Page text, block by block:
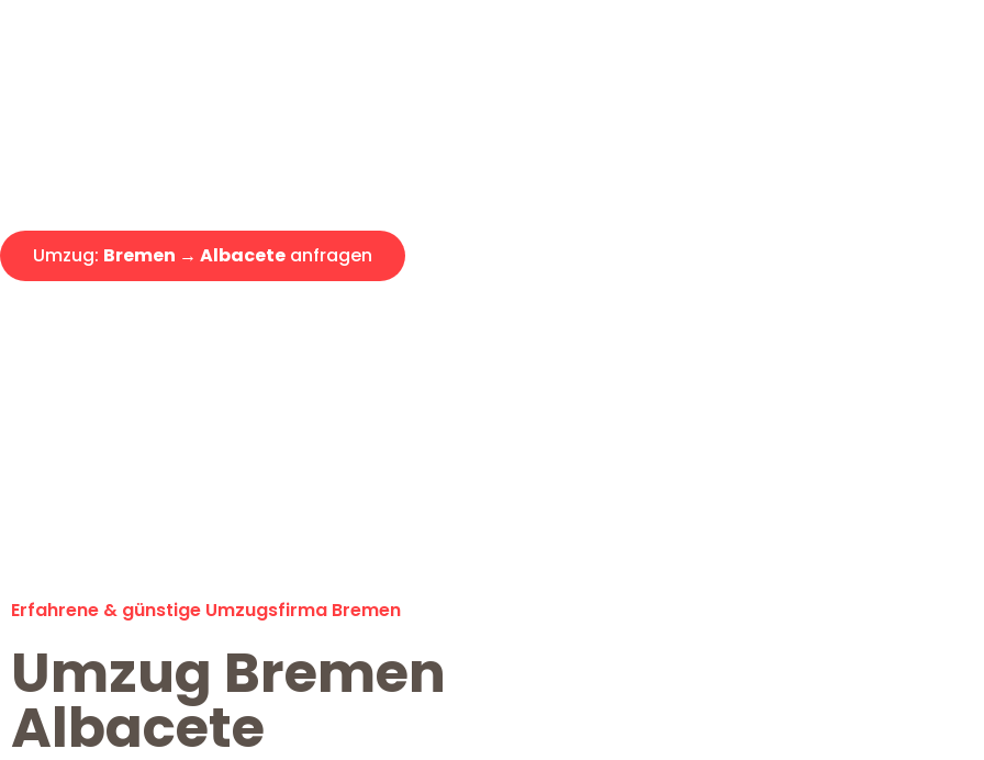
Umzug: Bremen → Albacete anfragen
Erfahrene & günstige Umzugsfirma Bremen
Umzug Bremen
Albacete